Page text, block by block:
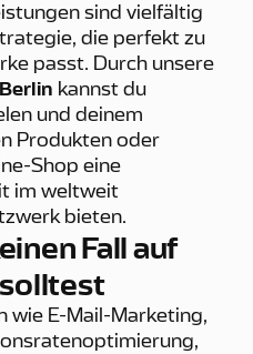
sind vielfältig
die perfekt zu
passt. Durch unsere
kannst du
und deinem
Produkten oder
Shop eine
im weltweit
bieten.
Fall auf
wie E-Mail-Marketing,